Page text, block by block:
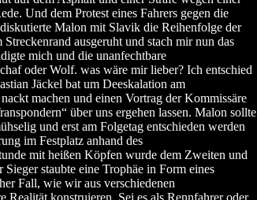
Und dem Protest eines Fahrers gegen die
Malon mit Slavik die Reihenfolge der
ausgeruht und stach mir nun das
mich und die unanfechtbare
oder Wolf. was wäre mir lieber? Ich entschied
Jäckel bat um Deeskalation am
machen und einen Vortrag der Kommissäre
über uns ergehen lassen. Malon sollte
und erst am Folgetag entschieden werden
im Festplatz anhand des
mit heißen Köpfen wurde dem Zweiten und
staubte eine Trophäe in Form eines
Fall, wie wir aus verschiedenen
Realität konstruieren. Sei es als Rennfahrer oder